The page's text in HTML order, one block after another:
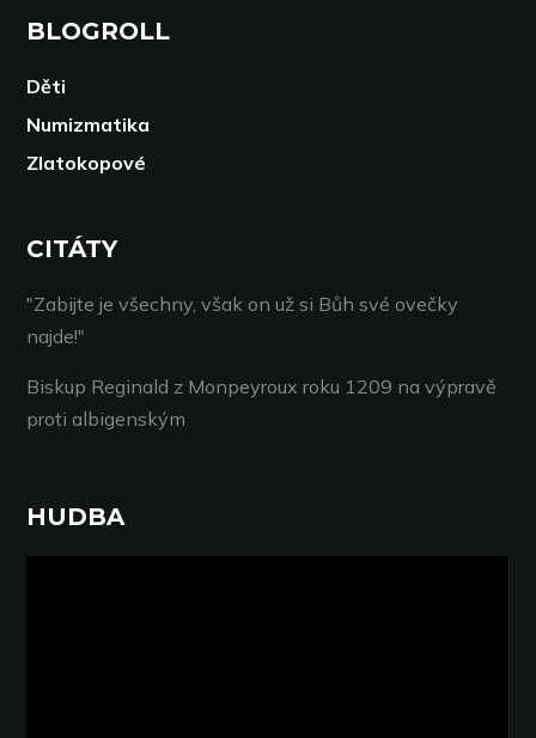
BLOGROLL
Děti
Numizmatika
Zlatokopové
CITÁTY
"Zabijte je všechny, však on už si Bůh své ovečky
najde!"
Biskup Reginald z Monpeyroux roku 1209 na výpravě
proti albigenským
HUDBA